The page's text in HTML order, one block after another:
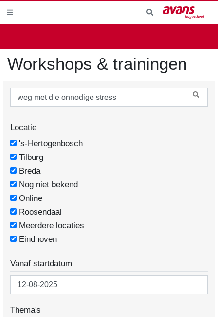
Workshops & trainingen
Locatie
's-Hertogenbosch
Tilburg
Breda
Nog niet bekend
Online
Roosendaal
Meerdere locaties
Eindhoven
Vanaf startdatum
Thema's